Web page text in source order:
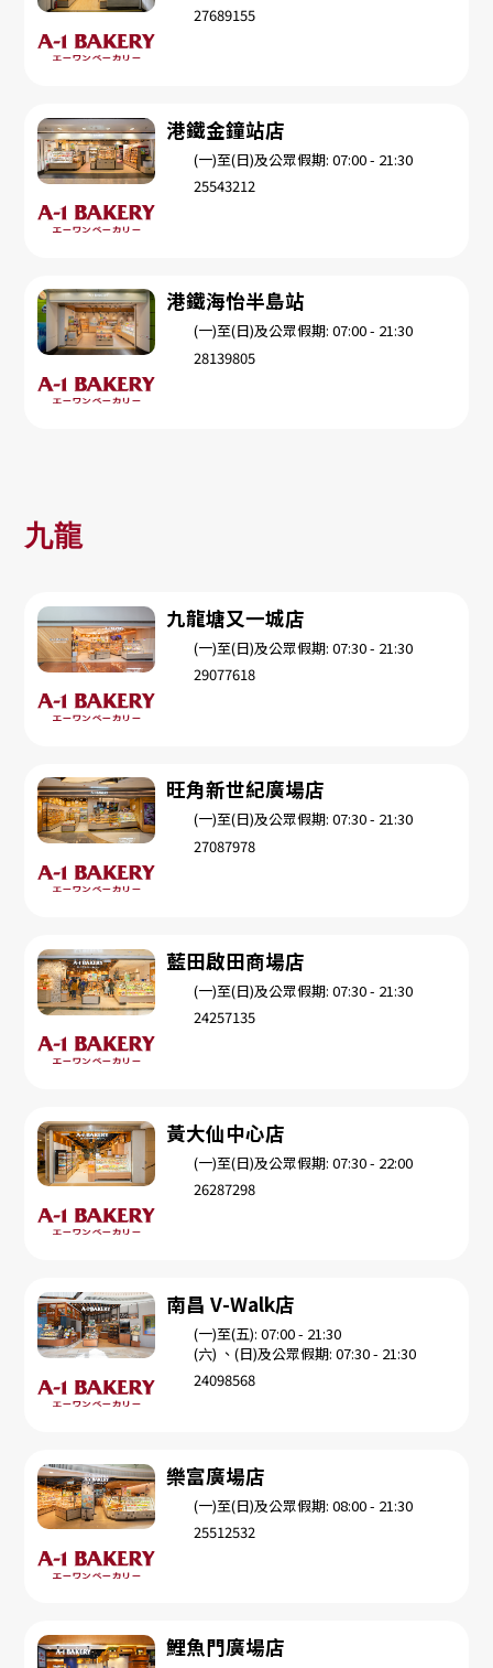
27689155
港鐵金鐘站店
(一)至(日)及公眾假期: 07:00 - 21:30
25543212
港鐵海怡半島站
(一)至(日)及公眾假期: 07:00 - 21:30
28139805
九龍
九龍塘又一城店
(一)至(日)及公眾假期: 07:30 - 21:30
29077618
旺角新世紀廣場店
(一)至(日)及公眾假期: 07:30 - 21:30
27087978
藍田啟田商場店
(一)至(日)及公眾假期: 07:30 - 21:30
24257135
黃大仙中心店
(一)至(日)及公眾假期: 07:30 - 22:00
26287298
南昌 V-Walk店
(一)至(五): 07:00 - 21:30
(六) 、(日)及公眾假期: 07:30 - 21:30
24098568
樂富廣場店
(一)至(日)及公眾假期: 08:00 - 21:30
25512532
鯉魚門廣場店